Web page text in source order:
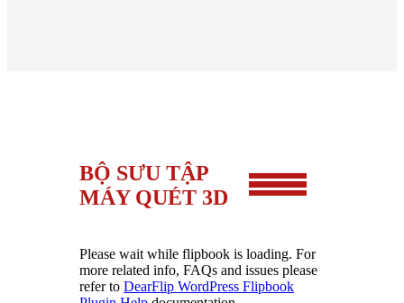
BỘ SƯU TẬP
MÁY QUÉT 3D
Please wait while flipbook is loading. For
more related info, FAQs and issues please
refer to DearFlip WordPress Flipbook